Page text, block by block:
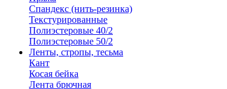
Спандекс (нить-резинка)
Текстурированные
Полиэстеровые 40/2
Полиэстеровые 50/2
Ленты, стропы, тесьма
Кант
Косая бейка
Лента брючная